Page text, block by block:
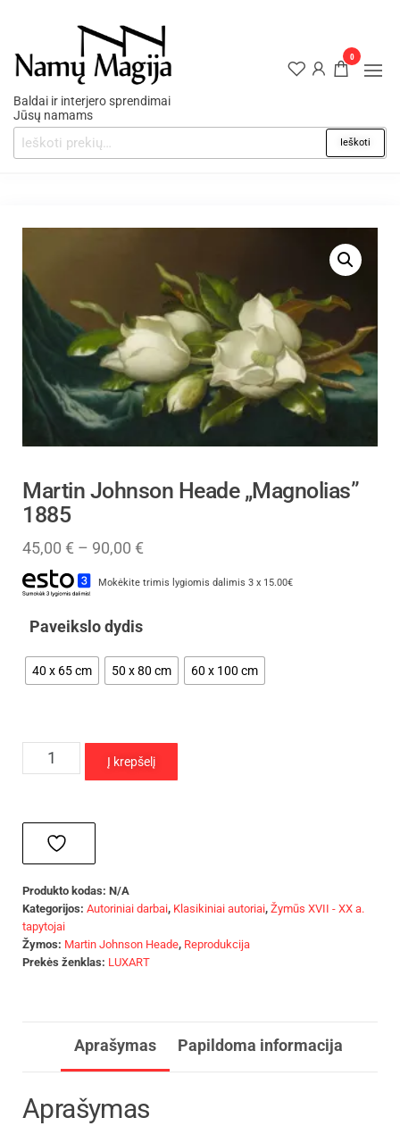
Baldai ir interjero sprendimai
Jūsų namams
Ieškoti
0
Martin Johnson Heade „Magnolias”
1885
45,00 € – 90,00 €
Mokėkite trimis lygiomis dalimis 3 x 15.00€
Paveikslo dydis
40 x 65 cm 50 x 80 cm 60 x 100 cm
Į krepšelį
Produkto kodas: N/A
Kategorijos: Autoriniai darbai, Klasikiniai autoriai, Žymūs XVII - XX a.
tapytojai
Žymos: Martin Johnson Heade, Reprodukcija
Prekės ženklas: LUXART
Aprašymas Papildoma informacija
Aprašymas